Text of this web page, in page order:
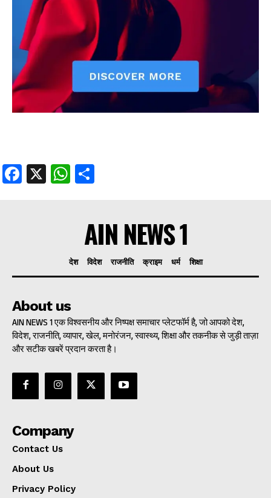
Facebook
X WhatsApp
AIN NEWS 1
देश विदेश राजनीति क्राइम धर्म शिक्षा
About us
AIN NEWS 1 एक विश्वसनीय और निष्पक्ष समाचार प्लेटफॉर्म है, जो आपको देश,
विदेश, राजनीति, व्यापार, खेल, मनोरंजन, स्वास्थ्य, शिक्षा और तकनीक से जुड़ी ताज़ा
और सटीक खबरें प्रदान करता है।
Company
Contact Us
About Us
Privacy Policy